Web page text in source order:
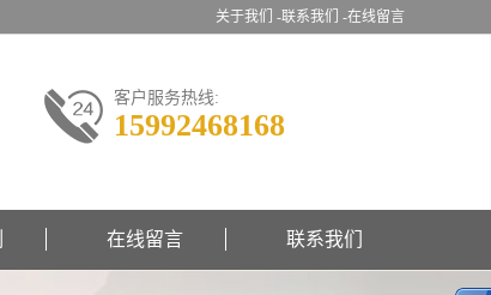
关于我们 -联系我们 -在线留言
客户服务热线:
15992468168
在线留言 联系我们